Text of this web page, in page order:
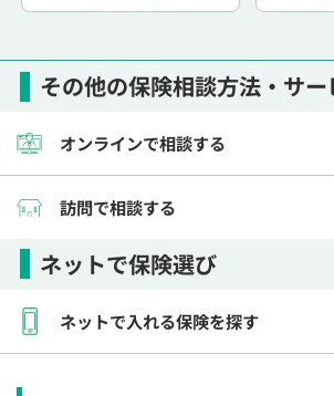
その他の保険相談方法・サー
オンラインで相談する
訪問で相談する
ネットで保険選び
ネットで入れる保険を探す